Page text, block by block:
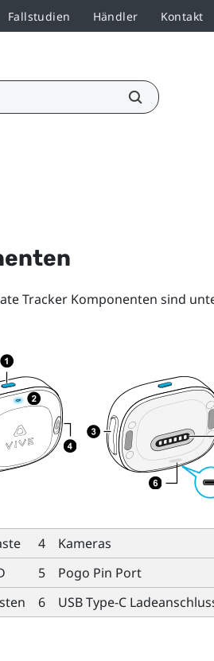
Fallstudien Händler Kontakt
TrackerKomponenten sind
4
Kameras
5
Pogo Pin Port
6 USB Type-C